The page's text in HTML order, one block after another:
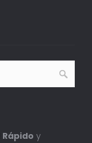
Rápido y